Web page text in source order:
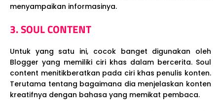
menyampaikan informasinya.
3. SOUL CONTENT
Untuk yang satu ini, cocok banget digunakan oleh
Blogger yang memiliki ciri khas dalam bercerita. Soul
content menitikberatkan pada ciri khas penulis konten.
Terutama tentang bagaimana dia menjelaskan konten
kreatifnya dengan bahasa yang memikat pembaca.